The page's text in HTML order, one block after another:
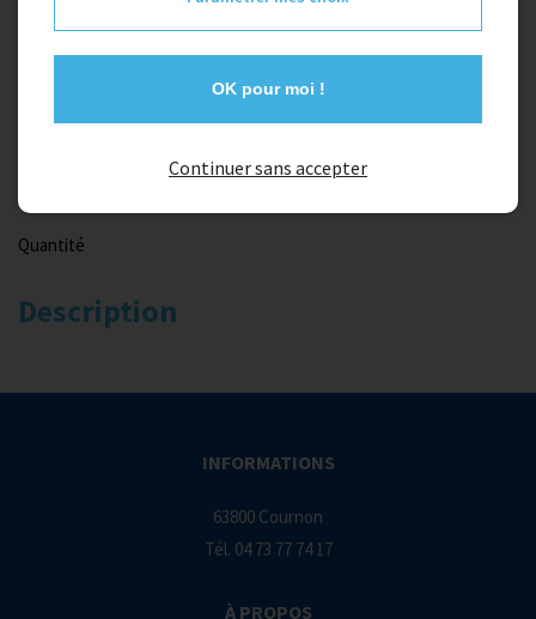
Jante HALO T2 26 P
Quantité
Description
INFORMATIONS
63800 Cournon
Tél. 04 73 77 74 17
À PROPOS
OK pour moi !
Continuer sans accepter